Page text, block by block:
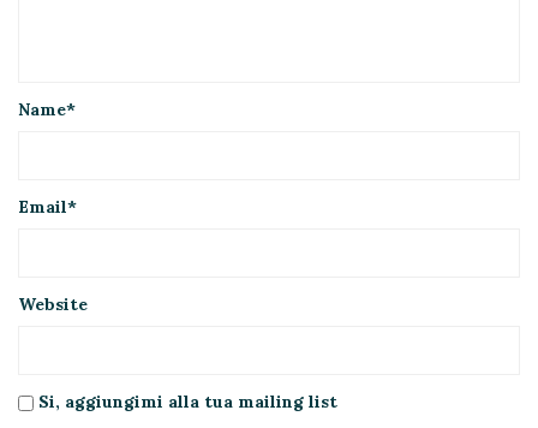
Name*
Email*
Website
Si, aggiungimi alla tua mailing list